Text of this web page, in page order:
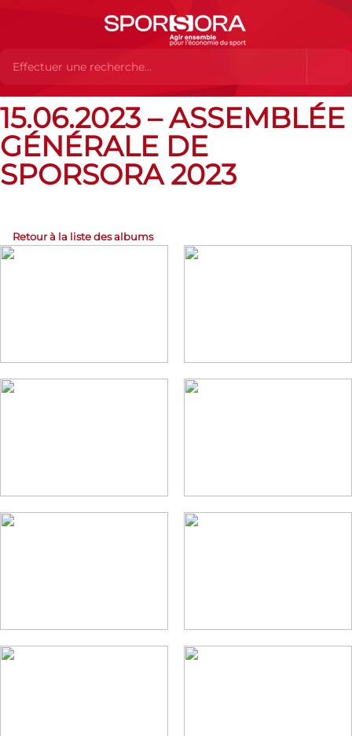
Albums Flickr
15.06.2023 – Assemblée générale de
SPORSORA 2023
15.06.2023 – ASSEMBLÉE
GÉNÉRALE DE
SPORSORA 2023
Retour à la liste des albums